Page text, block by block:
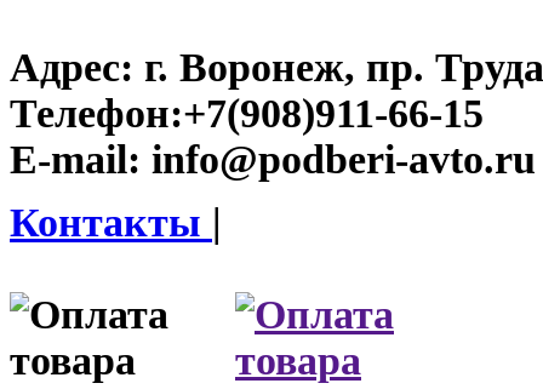
Адрес: г. Воронеж, пр.
Телефон:+7(908)911-66-15
E-mail: info@podberi-avto.ru
Контакты |